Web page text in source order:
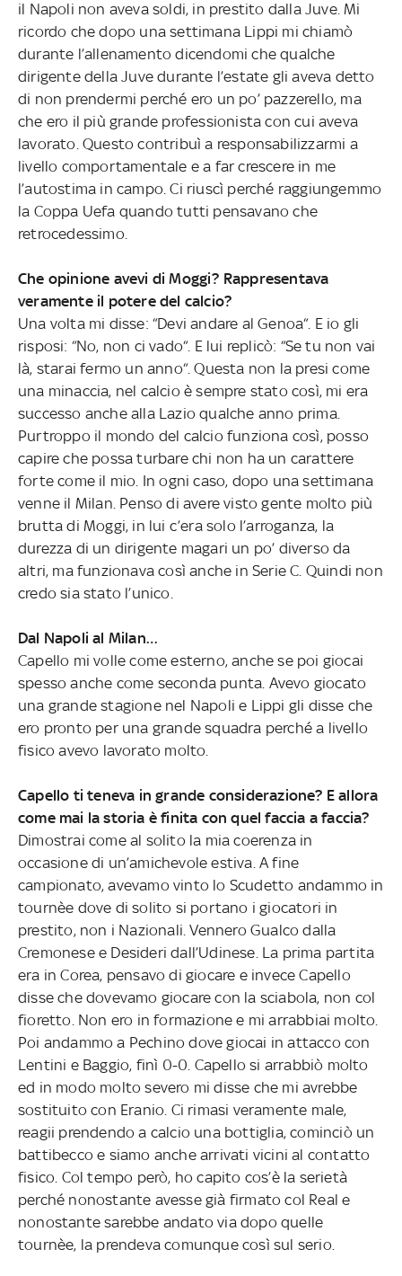
il Napoli non aveva soldi, in prestito dalla Juve. Mi
ricordo che dopo una settimana Lippi mi chiamò
durante l’allenamento dicendomi che qualche
dirigente della Juve durante l’estate gli aveva detto
di non prendermi perché ero un po’ pazzerello, ma
che ero il più grande professionista con cui aveva
lavorato. Questo contribuì a responsabilizzarmi a
livello comportamentale e a far crescere in me
l’autostima in campo. Ci riuscì perché raggiungemmo
la Coppa Uefa quando tutti pensavano che
retrocedessimo.
Che opinione avevi di Moggi? Rappresentava
veramente il potere del calcio?
Una volta mi disse: “Devi andare al Genoa“. E io gli
risposi: “No, non ci vado“. E lui replicò: “Se tu non vai
là, starai fermo un anno“. Questa non la presi come
una minaccia, nel calcio è sempre stato così, mi era
successo anche alla Lazio qualche anno prima.
Purtroppo il mondo del calcio funziona così, posso
capire che possa turbare chi non ha un carattere
forte come il mio. In ogni caso, dopo una settimana
venne il Milan. Penso di avere visto gente molto più
brutta di Moggi, in lui c’era solo l’arroganza, la
durezza di un dirigente magari un po’ diverso da
altri, ma funzionava così anche in Serie C. Quindi non
credo sia stato l’unico.
Dal Napoli al Milan…
Capello mi volle come esterno, anche se poi giocai
spesso anche come seconda punta. Avevo giocato
una grande stagione nel Napoli e Lippi gli disse che
ero pronto per una grande squadra perché a livello
fisico avevo lavorato molto.
Capello ti teneva in grande considerazione? E allora
come mai la storia è finita con quel faccia a faccia?
Dimostrai come al solito la mia coerenza in
occasione di un’amichevole estiva. A fine
campionato, avevamo vinto lo Scudetto andammo in
tournèe dove di solito si portano i giocatori in
prestito, non i Nazionali. Vennero Gualco dalla
Cremonese e Desideri dall’Udinese. La prima partita
era in Corea, pensavo di giocare e invece Capello
disse che dovevamo giocare con la sciabola, non col
fioretto. Non ero in formazione e mi arrabbiai molto.
Poi andammo a Pechino dove giocai in attacco con
Lentini e Baggio, finì 0-0. Capello si arrabbiò molto
ed in modo molto severo mi disse che mi avrebbe
sostituito con Eranio. Ci rimasi veramente male,
reagii prendendo a calcio una bottiglia, cominciò un
battibecco e siamo anche arrivati vicini al contatto
fisico. Col tempo però, ho capito cos’è la serietà
perché nonostante avesse già firmato col Real e
nonostante sarebbe andato via dopo quelle
tournèe, la prendeva comunque così sul serio.